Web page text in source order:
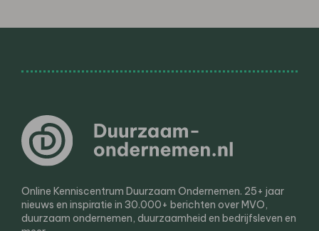
Online Kenniscentrum Duurzaam Ondernemen. 25+ jaar
nieuws en inspiratie in 30.000+ berichten over MVO,
duurzaam ondernemen, duurzaamheid en bedrijfsleven en